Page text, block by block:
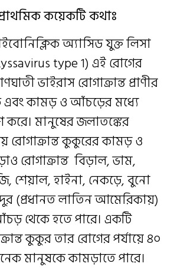
কয়েকটি কথাঃ
অ্যাসিড যুক্ত লিসা
type 1) এই রোগের
ভাইরাস রোগাক্রান্ত প্রাণীর
এবং কামড় ও আঁচড়ের মধ্যে
করে। মানুষের জলাতঙ্কের
কুকুরের কামড় ও
রোগাক্রান্ত বিড়াল, ভাম,
শেয়াল, হাইনা, নেকড়ে, বুনো
(প্রধানত লাতিন আমেরিকায়)
থেকে হতে পারে। একটি
কুকুর তার রোগের পর্যায়ে ৪০
মানুষকে কামড়াতে পারে।